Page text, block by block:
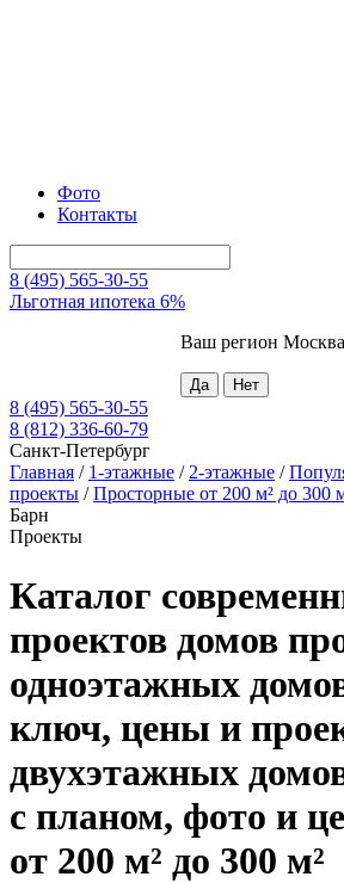
Фото
Контакты
8 (495) 565-30-55
Льготная ипотека 6%
Ваш регион Москва
8 (495) 565-30-55
8 (812) 336-60-79
Санкт-Петербург
Главная / 1-этажные / 2-этажные /
проекты /Просторные от 200 м² до 300
Барн
Проекты
Каталог
проектов домов
одноэтажных
ключ, цены и
двухэтажных
с планом, фото и
от 200 м² до 300 м²